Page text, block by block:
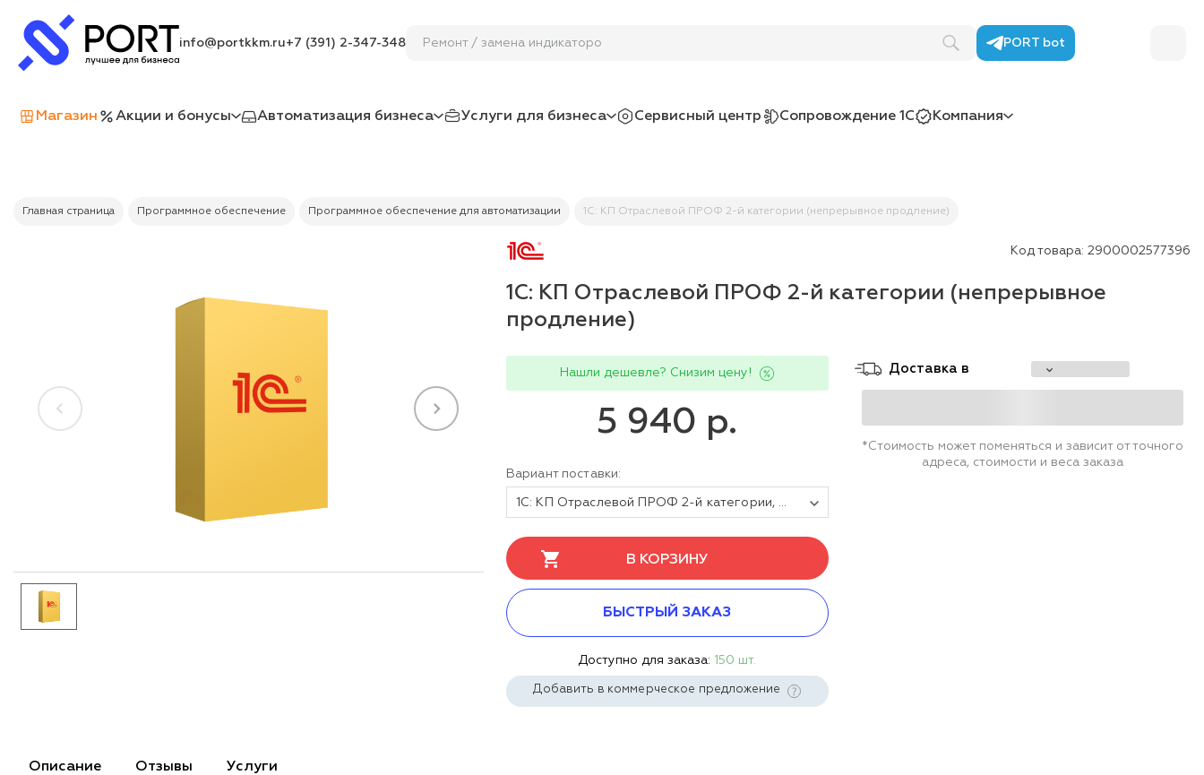
info@portkkm.ru+7 (391) 2-347-348 Ремонт / зам PORT bot
Магазин Акции и бонусы Автоматизация бизнеса Услуги для бизнеса Сервисный центр Сопровождение 1С Компания
Главная страница Программное обеспечение Программное обеспечение для автоматизации 1С: КП Отраслевой ПРОФ 2-й категории (непрерывное продление)
Код товара: 2900002577396
1С: КП Отраслевой ПРОФ 2-й категории (непрерывное
продление)
Нашли дешевле? Снизим цену!
5 940 р.
Вариант поставки:
1С: КП Отраслевой ПРОФ 2-й категории, активация сопровождения на 1 месяц (продление). Электронная поставка
В КОРЗИНУ
БЫСТРЫЙ ЗАКАЗ
Доступно для заказа: 150 шт.
Добавить в коммерческое предложение
Доставка в
*Стоимость может поменяться и зависит от точного
адреса, стоимости и веса заказа
Описание Отзывы Услуги